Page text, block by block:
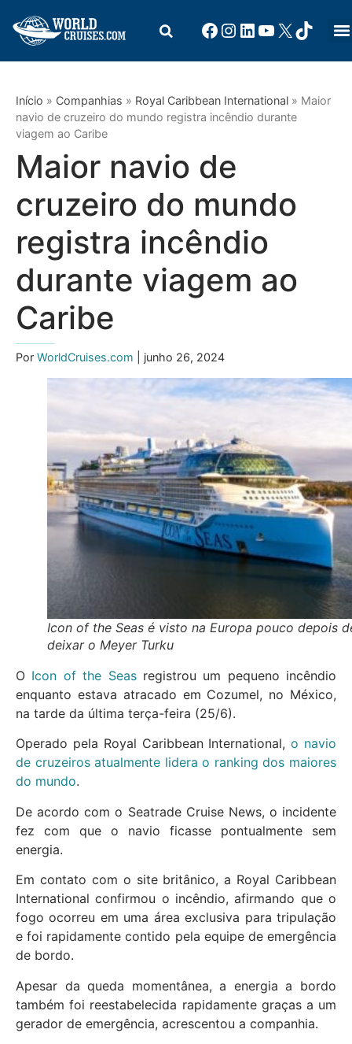
Início » Companhias » Royal Caribbean International » Maior
navio de cruzeiro do mundo registra incêndio durante
viagem ao Caribe
Maior navio de
cruzeiro do mundo
registra incêndio
durante viagem ao
Caribe
Por WorldCruises.com | junho 26, 2024
Icon of the Seas é visto na Europa pouco depois
deixar o Meyer Turku
O Icon of the Seasregistrou um pequeno incêndio
enquanto estava atracado em Cozumel, no México,
na tarde da última terça-feira (25/6).
Operado pela Royal Caribbean International,o navio
de cruzeiros atualmente lidera o ranking dos maiores
do mundo.
De acordo com o Seatrade Cruise News, o incidente
fez com que o navio ficasse pontualmente sem
energia.
Em contato com o site britânico, a Royal Caribbean
International confirmou o incêndio, afirmando que o
fogo ocorreu em uma área exclusiva para tripulação
e foi rapidamente contido pela equipe de emergência
de bordo.
Apesar da queda momentânea, a energia a bordo
também foi reestabelecida rapidamente graças a um
gerador de emergência, acrescentou a companhia.